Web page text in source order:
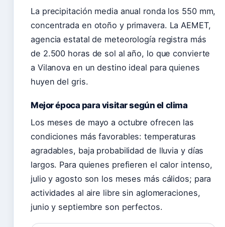
La precipitación media anual ronda los 550 mm,
concentrada en otoño y primavera. La AEMET,
agencia estatal de meteorología registra más
de 2.500 horas de sol al año, lo que convierte
a Vilanova en un destino ideal para quienes
huyen del gris.
Mejor época para visitar según el clima
Los meses de mayo a octubre ofrecen las
condiciones más favorables: temperaturas
agradables, baja probabilidad de lluvia y días
largos. Para quienes prefieren el calor intenso,
julio y agosto son los meses más cálidos; para
actividades al aire libre sin aglomeraciones,
junio y septiembre son perfectos.